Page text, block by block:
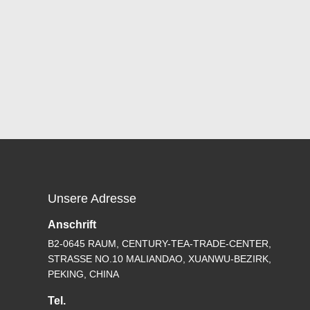
Unsere Adresse
Anschrift
B2-0645 RAUM, CENTURY-TEA-TRADE-CENTER,
STRASSE NO.10 MALIANDAO, XUANWU-BEZIRK,
PEKING, CHINA
Tel.